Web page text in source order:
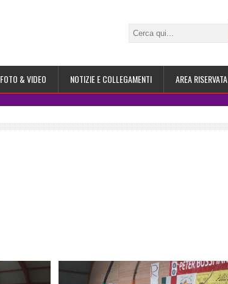
FOTO & VIDEO NOTIZIE E COLLEGAMENTI AREA RISERVATA